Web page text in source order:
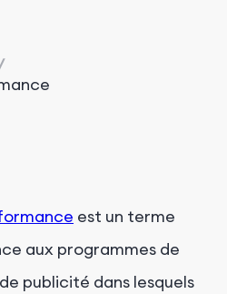
est un terme
aux programmes de
publicité dans lesquels